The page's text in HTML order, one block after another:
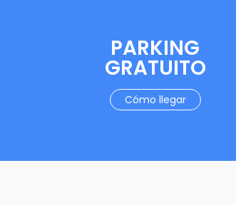
PARKING
GRATUITO
Cómo llegar